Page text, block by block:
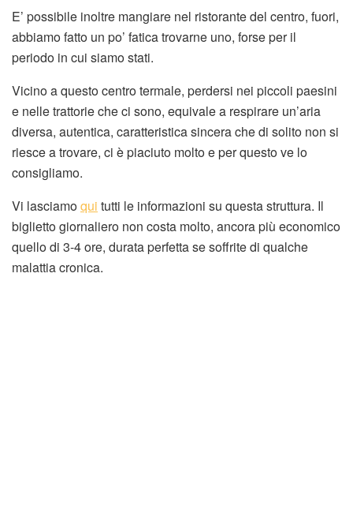
E’ possibile inoltre mangiare nel ristorante del centro, fuori,
abbiamo fatto un po’ fatica trovarne uno, forse per il
periodo in cui siamo stati.
Vicino a questo centro termale, perdersi nei piccoli paesini
e nelle trattorie che ci sono, equivale a respirare un’aria
diversa, autentica, caratteristica sincera che di solito non si
riesce a trovare, ci è piaciuto molto e per questo ve lo
consigliamo.
Vi lasciamoqui tutti le informazioni su questa struttura. Il
biglietto giornaliero non costa molto, ancora più economico
quello di 3-4 ore, durata perfetta se soffrite di qualche
malattia cronica.